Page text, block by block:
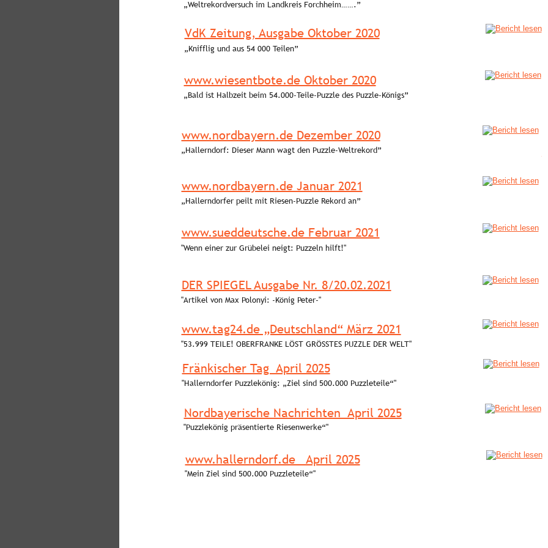
VdK Zeitung, Ausgabe Oktober 2020
„Knifflig und aus 54 000 Teilen”
„Weltrekordversuch im Landkreis Forchheim…….”
www.wiesentbote.de Oktober 2020
„Bald ist Halbzeit beim 54.000-Teile-Puzzle des Puzzle-Königs”
www.nordbayern.de Dezember 2020
„Hallerndorf: Dieser Mann wagt den Puzzle-Weltrekord”
www.nordbayern.de Januar 2021
„Hallerndorfer peilt mit Riesen-Puzzle Rekord an”
www.sueddeutsche.de Februar 2021
"Wenn einer zur Grübelei neigt: Puzzeln hilft!"
DER SPIEGEL Ausgabe Nr. 8/20.02.2021
"Artikel von Max Polonyi: -König Peter-"
www.tag24.de „Deutschland“ März 2021
"53.999 TEILE! OBERFRANKE LÖST GRÖSSTES PUZZLE DER WELT"
Fränkischer Tag  April 2025
"Hallerndorfer Puzzlekönig: „Ziel sind 500.000 Puzzleteile“"
Nordbayerische Nachrichten  April 2025
"Puzzlekönig präsentierte Riesenwerke“"
www.hallerndorf.de   April 2025
"Mein Ziel sind 500.000 Puzzleteile“"